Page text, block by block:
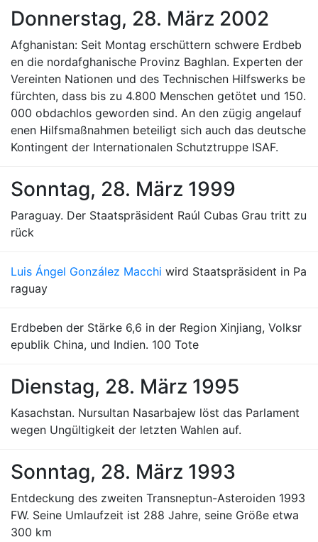
Donnerstag, 28. März 2002
Afghanistan: Seit Montag erschüttern schwere Erdbeb
en die nordafghanische Provinz Baghlan. Experten der
Vereinten Nationen und des Technischen Hilfswerks be
fürchten, dass bis zu 4.800 Menschen getötet und 150.
000 obdachlos geworden sind. An den zügig angelauf
enen Hilfsmaßnahmen beteiligt sich auch das deutsche
Kontingent der Internationalen Schutztruppe ISAF.
Sonntag, 28. März 1999
Paraguay. Der Staatspräsident Raúl Cubas Grau tritt zu
rück
Luis Ángel González Macchi wird Staatspräsident in Pa
raguay
Erdbeben der Stärke 6,6 in der Region Xinjiang, Volksr
epublik China, und Indien. 100 Tote
Dienstag, 28. März 1995
Kasachstan. Nursultan Nasarbajew löst das Parlament
wegen Ungültigkeit der letzten Wahlen auf.
Sonntag, 28. März 1993
Entdeckung des zweiten Transneptun-Asteroiden 1993
FW. Seine Umlaufzeit ist 288 Jahre, seine Größe etwa
300 km